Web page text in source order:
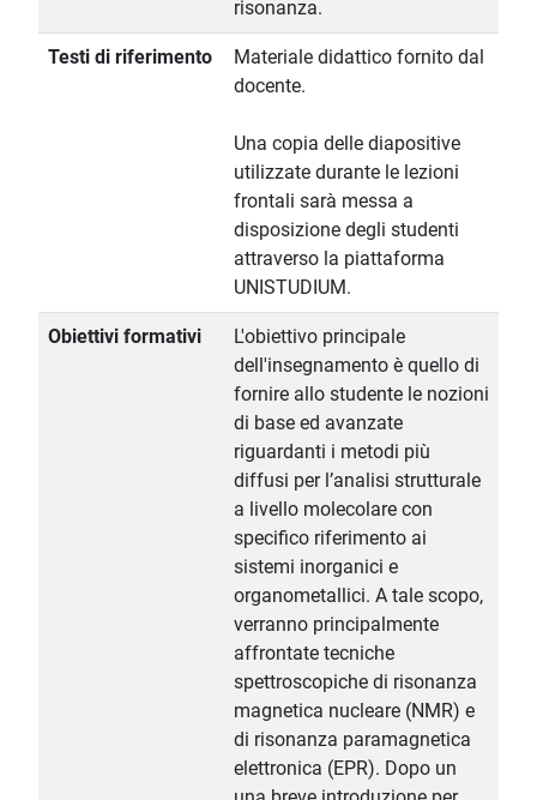
risonanza.
Testi di riferimento
Materiale didattico fornito dal
docente.
Una copia delle diapositive
utilizzate durante le lezioni
frontali sarà messa a
disposizione degli studenti
attraverso la piattaforma
UNISTUDIUM.
Obiettivi formativi
L'obiettivo principale
dell'insegnamento è quello di
fornire allo studente le nozioni
di base ed avanzate
riguardanti i metodi più
diffusi per l’analisi strutturale
a livello molecolare con
specifico riferimento ai
sistemi inorganici e
organometallici. A tale scopo,
verranno principalmente
affrontate tecniche
spettroscopiche di risonanza
magnetica nucleare (NMR) e
di risonanza paramagnetica
elettronica (EPR). Dopo un